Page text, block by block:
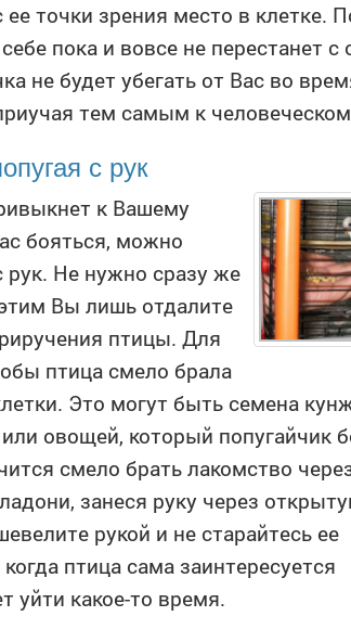
точки зрения место в клетке.
пока и вовсе не перестанет с
не будет убегать от Вас во
тем самым к
с рук
к Вашему
бояться, можно
рук. Не нужно сразу же
Вы лишь отдалите
птицы. Для
птица смело брала
Это могут быть семена
овощей, который попугайчик
смело брать лакомство
занеся руку через
рукой и не старайтесь ее
птица сама заинтересуется
какое-то время.